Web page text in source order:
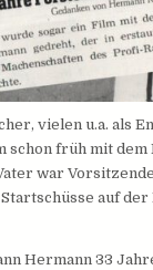
vielen u.a. als
schon früh mit
war
Startschüsse auf
Hermann 33